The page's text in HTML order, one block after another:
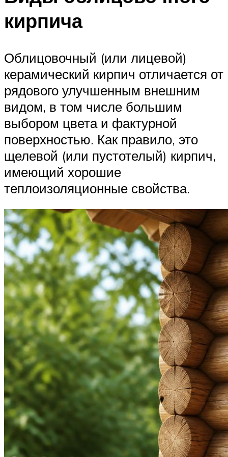
кирпича
Облицовочный (или лицевой)
керамический кирпич отличается от
рядового улучшенным внешним
видом, в том числе большим
выбором цвета и фактурной
поверхностью. Как правило, это
щелевой (или пустотелый) кирпич,
имеющий хорошие
теплоизоляционные свойства.